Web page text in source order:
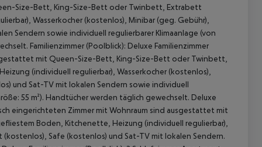
Size-Bett, King-Size-Bett oder Twinbett, Extrabett
Wasserkocher (kostenlos), Minibar (geg. Gebühr),
Sendern sowie individuell regulierbarer Klimaanlage (von
Familienzimmer (Poolblick): Deluxe Familienzimmer
mit Queen-Size-Bett, King-Size-Bett oder Twinbett,
(individuell regulierbar), Wasserkocher (kostenlos),
und Sat-TV mit lokalen Sendern sowie individuell
55 m²). Handtücher werden täglich gewechselt. Deluxe
eingerichteten Zimmer mit Wohnraum sind ausgestattet mit
Boden, Kitchenette, Heizung (individuell regulierbar),
Safe (kostenlos) und Sat-TV mit lokalen Sendern.